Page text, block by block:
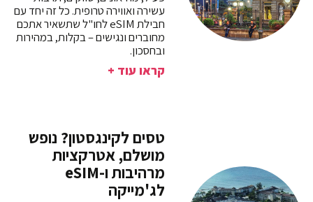
עשירה ואווירה טרופית. כל זה יחד עם
חבילת eSIM לחו"ל שתשאיר אתכם
מחוברים ונגישים – בקלות, במהירות
ובחסכון.
קראו עוד +
טסים לקינגסטון? נופש
מושלם, אטרקציות
מרהיבות ו-eSIM
לג'מייקה